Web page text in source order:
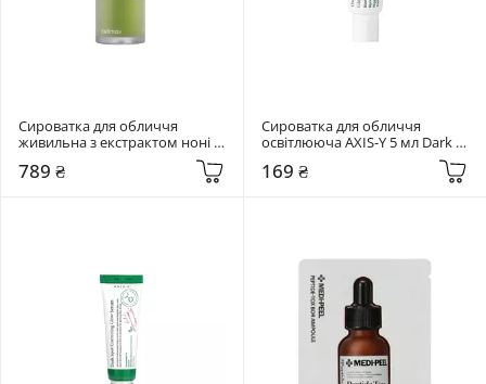
Сироватка для обличчя
живильна з екстрактом ноні
Celimax 30 мл The Real Noni
Energy Ampoule
789 ₴
Сироватка для обличчя
освітлююча AXIS-Y 5 мл Dark
Spot Correcting Glow Serum
169 ₴